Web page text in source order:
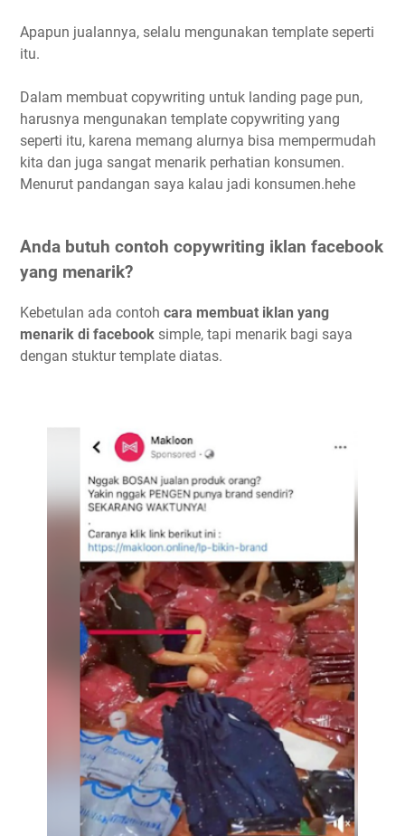
Apapun jualannya, selalu mengunakan template seperti
itu.
Dalam membuat copywriting untuk landing page pun,
harusnya mengunakan template copywriting yang
seperti itu, karena memang alurnya bisa mempermudah
kita dan juga sangat menarik perhatian konsumen.
Menurut pandangan saya kalau jadi konsumen.hehe
Anda butuh contoh copywriting iklan facebook
yang menarik?
Kebetulan ada contoh cara membuat iklan yang
menarik di facebook simple, tapi menarik bagi saya
dengan stuktur template diatas.